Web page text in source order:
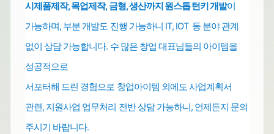
시제품제작, 목업제작, 금형, 생산까지 원스톱턴키 개발이
가능하며, 부분 개발도 진행 가능하니 IT, IOT 등 분야 관계
없이 상담 가능합니다. 수 많은 창업 대표님들의 아이템을
성공적으로
서포터해 드린 경험으로 창업아이템 외에도사업계획서
관련, 지원사업 업무처리 전반상담 가능하니, 언제든지 문의
주시기 바랍니다.